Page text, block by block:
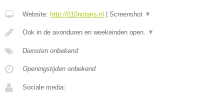
Website: http://010notaris.nl | Screenshot ▼
Ook in de avonduren en weekeinden open. ▼
Diensten onbekend
Openingstijden onbekend
Sociale media: